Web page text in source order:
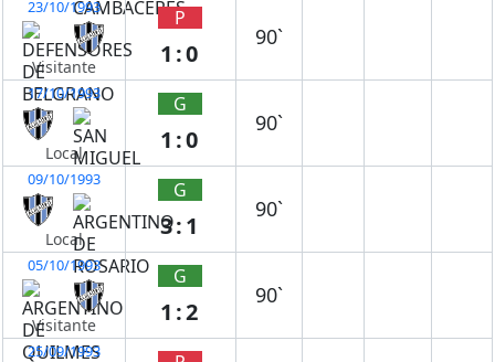
23/10/1993
Visitante
P
1:0
90`
17/10/1993
Local
G
1:0
90`
09/10/1993
Local
G
3:1
90`
05/10/1993
Visitante
G
1:2
90`
25/09/1993